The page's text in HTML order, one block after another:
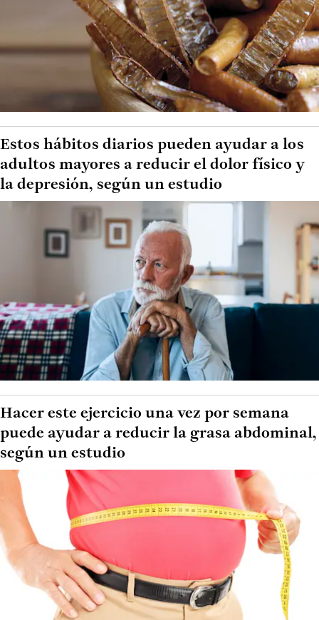
Estos hábitos diarios pueden ayudar a los
adultos mayores a reducir el dolor físico y
la depresión, según un estudio
Hacer este ejercicio una vez por semana
puede ayudar a reducir la grasa abdominal,
según un estudio